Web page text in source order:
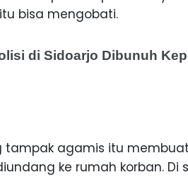
bisa mengobati.
di Sidoarjo Dibunuh
tampak agamis itu
ke rumah korban. Di
SEJAK